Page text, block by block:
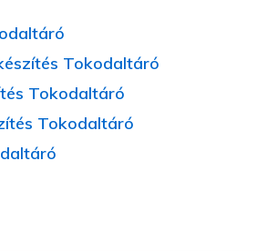
Tokodaltáró
Tokodaltáró
Tokodaltáró